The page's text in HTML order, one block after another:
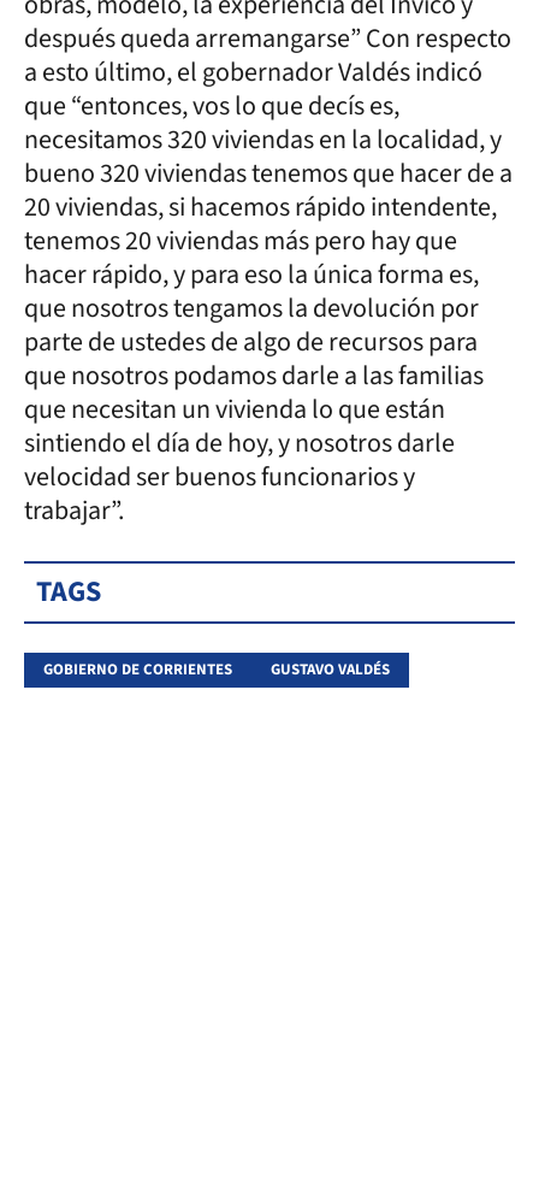
después queda arremangarse” Con respecto
a esto último, el gobernador Valdés indicó
que “entonces, vos lo que decís es,
necesitamos 320 viviendas en la localidad, y
bueno 320 viviendas tenemos que hacer de a
20 viviendas, si hacemos rápido intendente,
tenemos 20 viviendas más pero hay que
hacer rápido, y para eso la única forma es,
que nosotros tengamos la devolución por
parte de ustedes de algo de recursos para
que nosotros podamos darle a las familias
que necesitan un vivienda lo que están
sintiendo el día de hoy, y nosotros darle
velocidad ser buenos funcionarios y
trabajar”.
TAGS
GOBIERNO DE CORRIENTES GUSTAVO VALDÉS